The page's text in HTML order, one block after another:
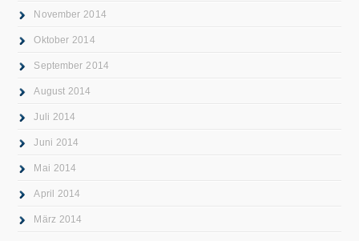
November 2014
Oktober 2014
September 2014
August 2014
Juli 2014
Juni 2014
Mai 2014
April 2014
März 2014